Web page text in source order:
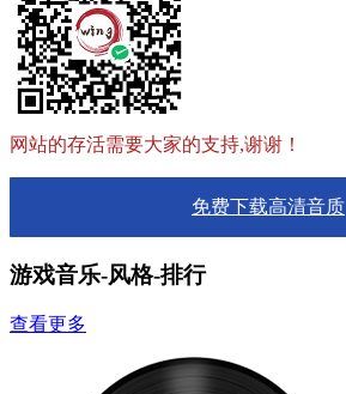
网站的存活需要大家的支持,谢谢！
免费下载高清音质
游戏音乐-风格-排行
查看更多